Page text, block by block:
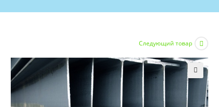
Следующий товар